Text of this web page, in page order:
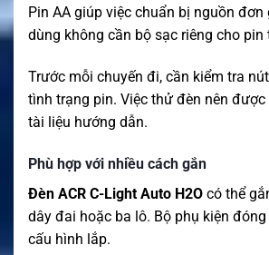
Pin AA giúp việc chuẩn bị nguồn
dùng không cần bộ sạc riêng cho pin
Trước mỗi chuyến đi, cần kiểm tra
tình trạng pin. Việc thử đèn nên
tài liệu hướng dẫn.
Phù hợp với nhiều cách gắn
Đèn ACR C-Light Auto H2O có thể
dây đai hoặc ba lô. Bộ phụ kiện
cấu hình lắp.